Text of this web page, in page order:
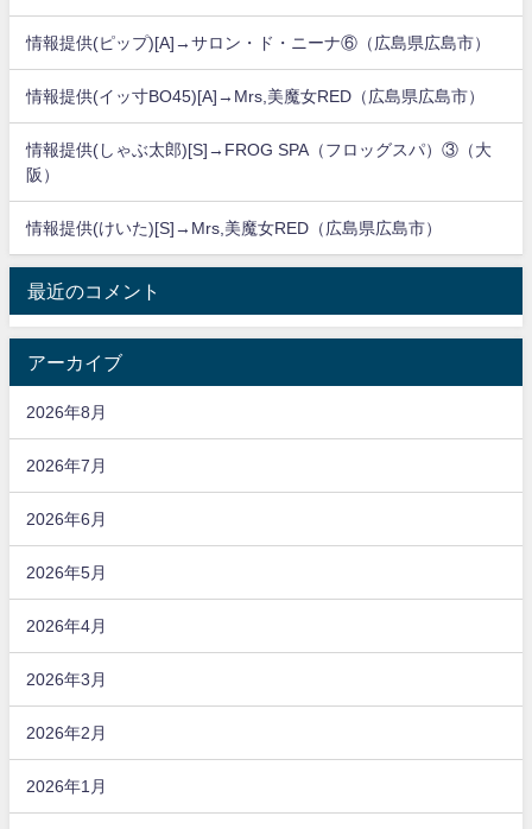
情報提供(ピップ)[A]→サロン・ド・ニーナ⑥（広島県広島市）
情報提供(イッ寸BO45)[A]→Mrs,美魔女RED（広島県広島市）
情報提供(しゃぶ太郎)[S]→FROG SPA（フロッグスパ）③（大
阪）
情報提供(けいた)[S]→Mrs,美魔女RED（広島県広島市）
最近のコメント
アーカイブ
2026年8月
2026年7月
2026年6月
2026年5月
2026年4月
2026年3月
2026年2月
2026年1月